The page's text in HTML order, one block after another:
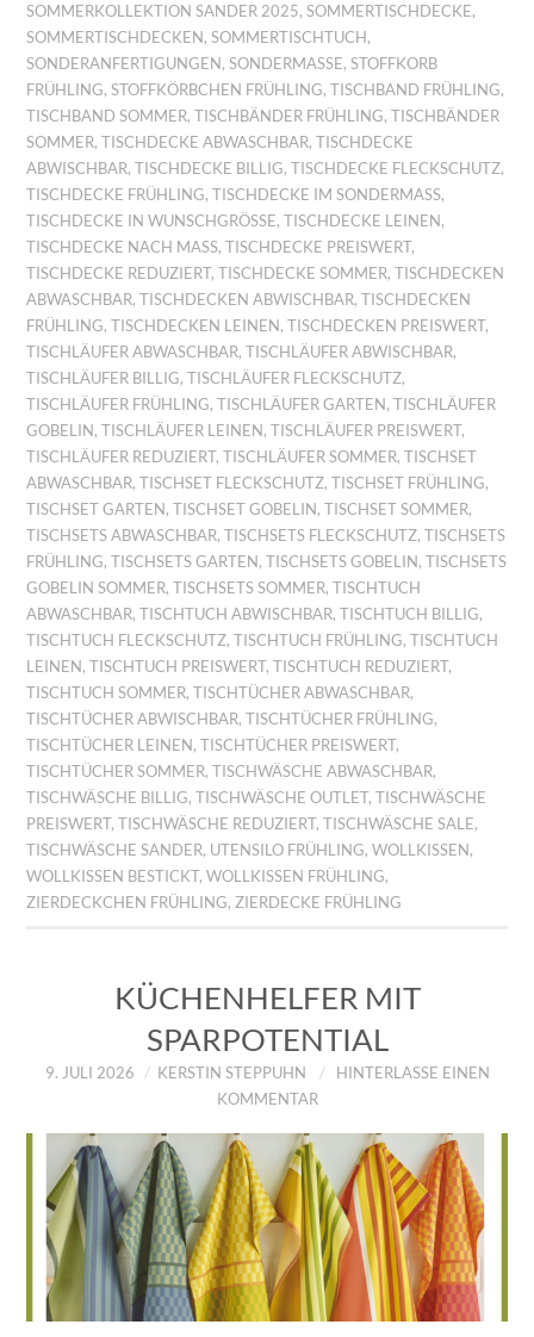
SOMMERKOLLEKTION SANDER 2025,SOMMERTISCHDECKE,
SOMMERTISCHDECKEN,SOMMERTISCHTUCH,
SONDERANFERTIGUNGEN,SONDERMASSE ,STOFFKORB
FRÜHLING,STOFFKÖRBCHEN FRÜHLING,TISCHBAND FRÜHLING,
TISCHBAND SOMMER,TISCHBÄNDER FRÜHLING,TISCHBÄNDER
SOMMER,TISCHDECKE ABWASCHBAR,TISCHDECKE
ABWISCHBAR,TISCHDECKE BILLIG,TISCHDECKE FLECKSCHUTZ,
TISCHDECKE FRÜHLING,TISCHDECKE IM SONDERMASS ,
TISCHDECKE IN WUNSCHGRÖSSE ,TISCHDECKE LEINEN,
TISCHDECKE NACH MASS ,TISCHDECKE PREISWERT,
TISCHDECKE REDUZIERT,TISCHDECKE SOMMER,TISCHDECKEN
ABWASCHBAR,TISCHDECKEN ABWISCHBAR,TISCHDECKEN
FRÜHLING,TISCHDECKEN LEINEN,TISCHDECKEN PREISWERT,
TISCHLÄUFER ABWASCHBAR,TISCHLÄUFER ABWISCHBAR,
TISCHLÄUFER BILLIG,TISCHLÄUFER FLECKSCHUTZ,
TISCHLÄUFER FRÜHLING,TISCHLÄUFER GARTEN,TISCHLÄUFER
GOBELIN,TISCHLÄUFER LEINEN,TISCHLÄUFER PREISWERT,
TISCHLÄUFER REDUZIERT,TISCHLÄUFER SOMMER,TISCHSET
ABWASCHBAR,TISCHSET FLECKSCHUTZ,TISCHSET FRÜHLING,
TISCHSET GARTEN,TISCHSET GOBELIN,TISCHSET SOMMER,
TISCHSETS ABWASCHBAR,TISCHSETS FLECKSCHUTZ,TISCHSETS
FRÜHLING,TISCHSETS GARTEN,TISCHSETS GOBELIN,TISCHSETS
GOBELIN SOMMER,TISCHSETS SOMMER,TISCHTUCH
ABWASCHBAR,TISCHTUCH ABWISCHBAR,TISCHTUCH BILLIG,
TISCHTUCH FLECKSCHUTZ,TISCHTUCH FRÜHLING,TISCHTUCH
LEINEN,TISCHTUCH PREISWERT,TISCHTUCH REDUZIERT,
TISCHTUCH SOMMER,TISCHTÜCHER ABWASCHBAR,
TISCHTÜCHER ABWISCHBAR,TISCHTÜCHER FRÜHLING,
TISCHTÜCHER LEINEN,TISCHTÜCHER PREISWERT,
TISCHTÜCHER SOMMER,TISCHWÄSCHE ABWASCHBAR,
TISCHWÄSCHE BILLIG,TISCHWÄSCHE OUTLET,TISCHWÄSCHE
PREISWERT,TISCHWÄSCHE REDUZIERT,TISCHWÄSCHE SALE,
TISCHWÄSCHE SANDER, UTENSILO FRÜHLING,WOLLKISSEN,
WOLLKISSEN BESTICKT,WOLLKISSEN FRÜHLING,
ZIERDECKCHEN FRÜHLING, ZIERDECKE FRÜHLING
KÜCHENHELFER MIT
SPARPOTENTIAL
9. JULI 2026 KERSTIN STEPPUHN
HINTERLASSE EINEN
KOMMENTAR